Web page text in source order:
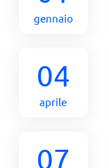
gennaio
04
aprile
07